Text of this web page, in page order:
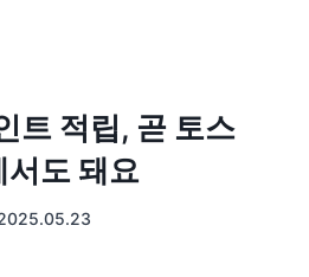
매출 장부
트 적립, 곧 토스
서도 돼요